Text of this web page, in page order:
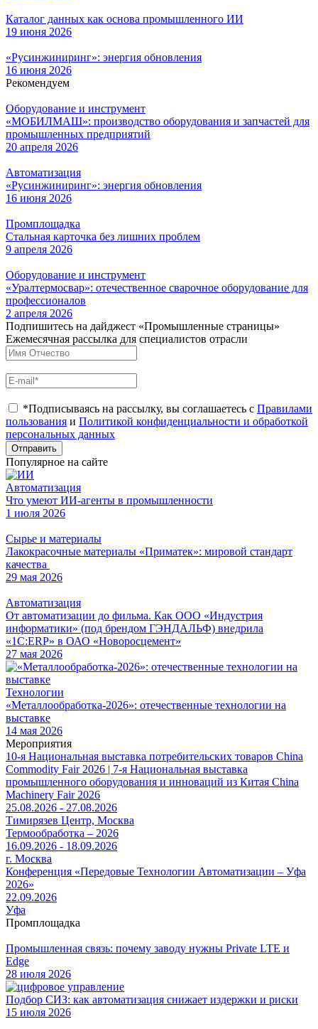
Каталог данных как основа промышленного ИИ
19 июня 2026
«Русинжиниринг»: энергия обновления
16 июня 2026
Рекомендуем
Оборудование и инструмент
«МОБИЛМАШ»: производство оборудования и запчастей для
промышленных предприятий
20 апреля 2026
Автоматизация
«Русинжиниринг»: энергия обновления
16 июня 2026
Промплощадка
Стальная карточка без лишних проблем
9 апреля 2026
Оборудование и инструмент
«Уралтермосвар»: отечественное сварочное оборудование для
профессионалов
2 апреля 2026
Подпишитесь на дайджест «Промышленные страницы»
Ежемесячная рассылка для специалистов отрасли
*Подписываясь на рассылку, вы соглашаетесь с Правилами
пользования и Политикой конфиденциальности и обработкой
персональных данных
Отправить
Популярное на сайте
Автоматизация
Что умеют ИИ-агенты в промышленности
1 июля 2026
Сырье и материалы
Лакокрасочные материалы «Приматек»: мировой стандарт
качества
29 мая 2026
Автоматизация
От автоматизации до фильма. Как ООО «Индустрия
информатики» (под брендом ГЭНДАЛЬФ) внедрила
«1С:ERP» в ОАО «Новоросцемент»
27 мая 2026
Технологии
«Металлообработка-2026»: отечественные технологии на
выставке
14 мая 2026
Мероприятия
10-я Национальная выставка потребительских товаров China
Commodity Fair 2026 | 7-я Национальная выставка
промышленного оборудования и инноваций из Китая China
Machinery Fair 2026
25.08.2026 - 27.08.2026
Тимирязев Центр, Москва
Термообработка – 2026
16.09.2026 - 18.09.2026
г. Москва
Конференция «Передовые Технологии Автоматизации – Уфа
2026»
22.09.2026
Уфа
Промплощадка
Промышленная связь: почему заводу нужны Private LTE и
Edge
28 июля 2026
Подбор СИЗ: как автоматизация снижает издержки и риски
15 июля 2026